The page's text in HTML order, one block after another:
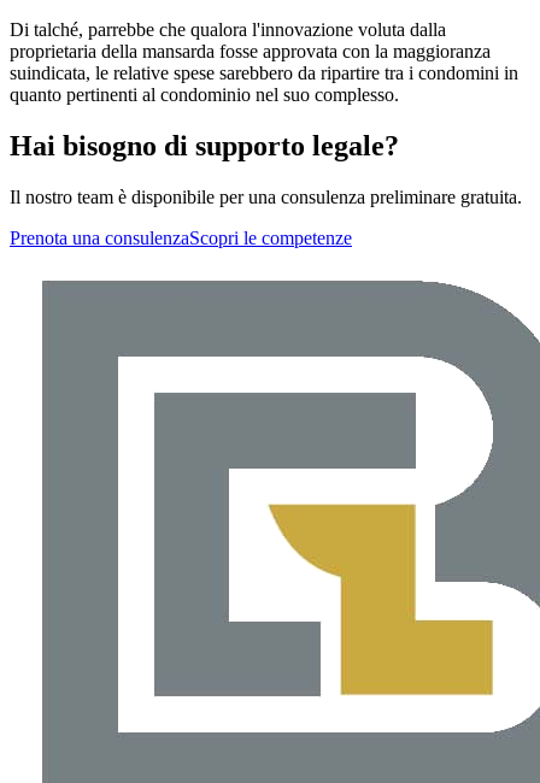
Di talché, parrebbe che qualora l'innovazione voluta dalla
proprietaria della mansarda fosse approvata con la maggioranza
suindicata, le relative spese sarebbero da ripartire tra i condomini in
quanto pertinenti al condominio nel suo complesso.
Hai bisogno di supporto legale?
Il nostro team è disponibile per una consulenza preliminare gratuita.
Prenota una consulenzaScopri le competenze